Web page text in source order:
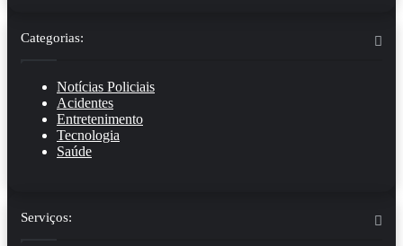
Categorias:
Notícias Policiais
Acidentes
Entretenimento
Tecnologia
Saúde
Serviços: